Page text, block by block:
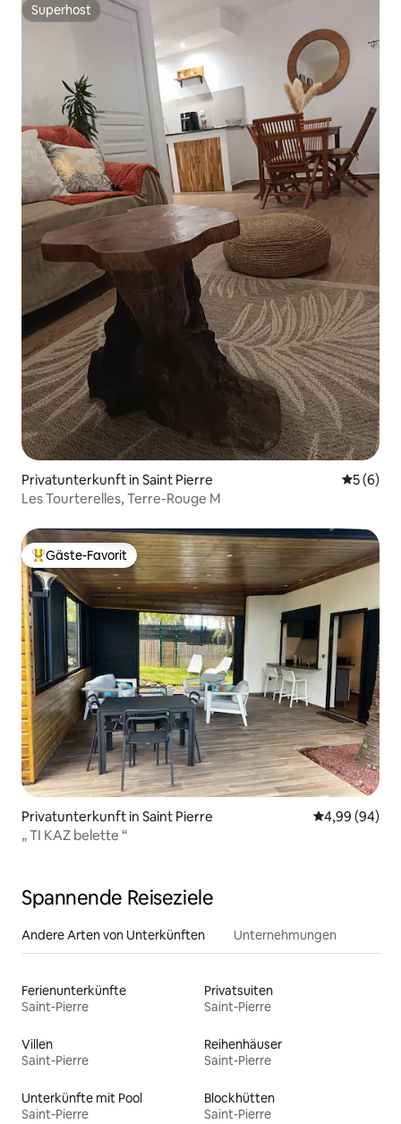
Superhost
Superhost
Privatunterkunft in Saint Pierre
5 (6)
Les Tourterelles, Terre-Rouge M
Beliebter Gäste-Favorit.
Gäste-Favorit
Privatunterkunft in Saint Pierre
4,99 (94)
„ TI KAZ belette “
Spannende Reiseziele
Andere Arten von Unterkünften Unternehmungen
Ferienunterkünfte
Saint-Pierre
Privatsuiten
Saint-Pierre
Villen
Saint-Pierre
Reihenhäuser
Saint-Pierre
Unterkünfte mit Pool
Saint-Pierre
Blockhütten
Saint-Pierre